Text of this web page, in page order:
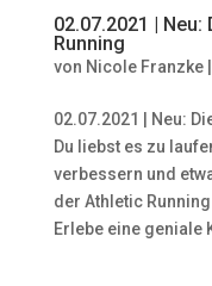
02.07.2021 |
Running
von Nicole Franzke|
02.07.2021 | Neu:
Du liebst es zu
verbessern und
der Athletic
Erlebe eine geniale